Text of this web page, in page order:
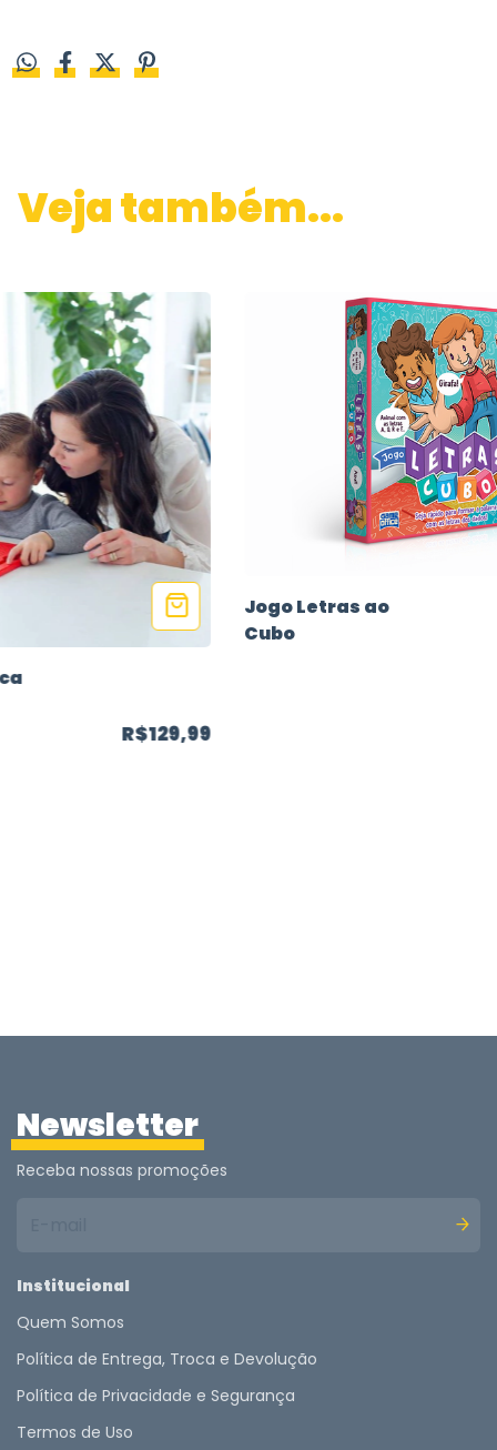
Veja também...
R$129,99
Jogo Letras ao
Cubo
Newsletter
Receba nossas promoções
Institucional
Quem Somos
Política de Entrega, Troca e Devolução
Política de Privacidade e Segurança
Termos de Uso